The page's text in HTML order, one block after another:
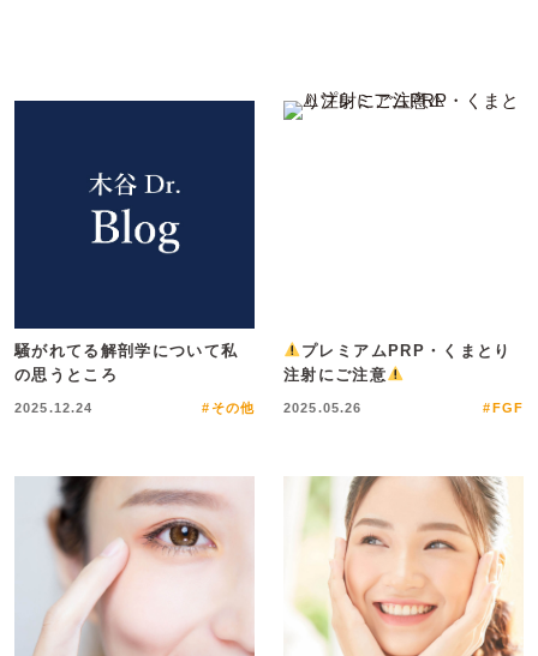
騒がれてる解剖学について私
の思うところ
2025.12.24 #その他
プレミアムPRP・くまとり
注射にご注意
2025.05.26 #FGF